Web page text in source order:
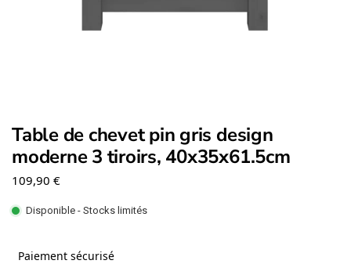
Table de chevet pin gris design
moderne 3 tiroirs, 40x35x61.5cm
109,90 €
Disponible - Stocks limités
Paiement sécurisé